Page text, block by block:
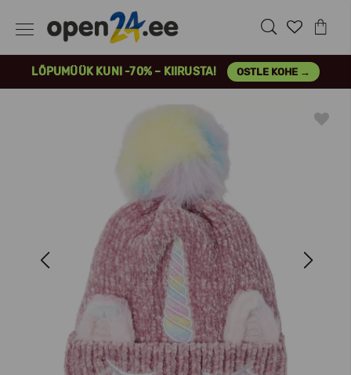
LÕPUMÜÜK KUNI -70% – KIIRUSTA! OSTLE KOHE →
Previous Next